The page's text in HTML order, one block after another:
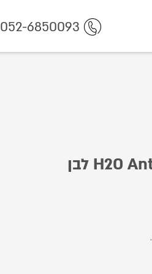
052-6850093